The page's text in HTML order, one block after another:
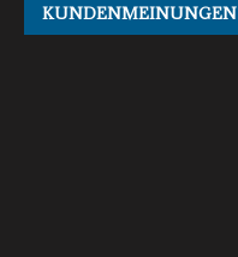
KUNDENMEINUNGEN